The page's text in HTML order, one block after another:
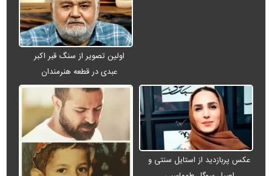
اولین تصویر از سنگ قبر اکبر
عبدی در قطعه هنرمندان
عکس پربازدید از استایل سنتی و